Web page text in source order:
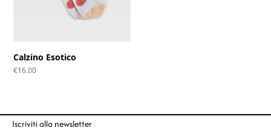
Calzino Esotico
€16.00
Iscriviti alla newsletter